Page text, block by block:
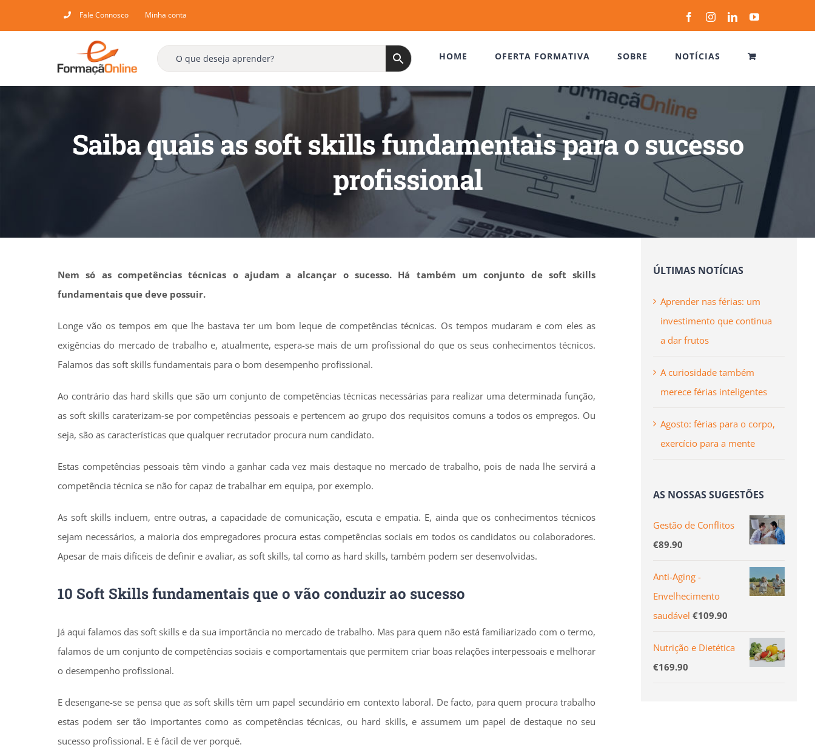
to
Fale Connosco Minha conta FacebookInstagramLinkedInYouTube
HOME OFERTA FORMATIVA SOBRE NOTÍCIAS
Saiba quais as soft skills fundamentais para o sucesso
profissional
Nem só as competências técnicas o ajudam a alcançar o sucesso. Há também um conjunto de soft skills
fundamentais que deve possuir.
Longe vão os tempos em que lhe bastava ter um bom leque de competências técnicas. Os tempos mudaram e com eles as
exigências do mercado de trabalho e, atualmente, espera-se mais de um profissional do que os seus conhecimentos técnicos.
Falamos das soft skills fundamentais para o bom desempenho profissional.
Ao contrário das hard skills que são um conjunto de competências técnicas necessárias para realizar uma determinada função,
as soft skills caraterizam-se por competências pessoais e pertencem ao grupo dos requisitos comuns a todos os empregos. Ou
seja, são as características que qualquer recrutador procura num candidato.
Estas competências pessoais têm vindo a ganhar cada vez mais destaque no mercado de trabalho, pois de nada lhe servirá a
competência técnica se não for capaz de trabalhar em equipa, por exemplo.
As soft skills incluem, entre outras, a capacidade de comunicação, escuta e empatia. E, ainda que os conhecimentos técnicos
sejam necessários, a maioria dos empregadores procura estas competências sociais em todos os candidatos ou colaboradores.
Apesar de mais difíceis de definir e avaliar, as soft skills, tal como as hard skills, também podem ser desenvolvidas.
10 Soft Skills fundamentais que o vão conduzir ao sucesso
Já aqui falamos das soft skills e da sua importância no mercado de trabalho. Mas para quem não está familiarizado com o termo,
falamos de um conjunto de competências sociais e comportamentais que permitem criar boas relações interpessoais e melhorar
o desempenho profissional.
E desengane-se se pensa que as soft skills têm um papel secundário em contexto laboral. De facto, para quem procura trabalho
estas podem ser tão importantes como as competências técnicas, ou hard skills, e assumem um papel de destaque no seu
sucesso profissional. E é fácil de ver porquê.
ÚLTIMAS NOTÍCIAS
Aprender nas férias: um
investimento que continua
a dar frutos
A curiosidade também
merece férias inteligentes
Agosto: férias para o corpo,
exercício para a mente
AS NOSSAS SUGESTÕES
Gestão de Conflitos
€89.90
Anti-Aging -
Envelhecimento
saudável €109.90
Nutrição e Dietética
€169.90